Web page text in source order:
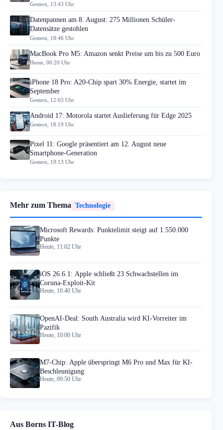
Gestern, 13:43 Uhr
Datenpannen am 8. August: 275 Millionen Schüler-
Datensätze gestohlen
Gestern, 18:46 Uhr
MacBook Pro M5: Amazon senkt Preise um bis zu 500 Euro
Heute, 00:20 Uhr
iPhone 18 Pro: A20-Chip spart 30% Energie, startet im
September
Gestern, 12:03 Uhr
Android 17: Motorola startet Auslieferung für Edge 2025
Gestern, 18:19 Uhr
Pixel 11: Google präsentiert am 12. August neue
Smartphone-Generation
Gestern, 19:13 Uhr
Mehr zum Thema Technologie
Microsoft Rewards: Punktelimit steigt auf 1.550.000
Punkte
Heute, 11:02 Uhr
iOS 26.6.1: Apple schließt 23 Schwachstellen im
Coruna-Exploit-Kit
Heute, 10:40 Uhr
OpenAI-Deal: South Australia wird KI-Vorreiter im
Pazifik
Heute, 10:00 Uhr
M7-Chip: Apple überspringt M6 Pro und Max für KI-
Beschleunigung
Heute, 09:50 Uhr
Aus Borns IT-Blog